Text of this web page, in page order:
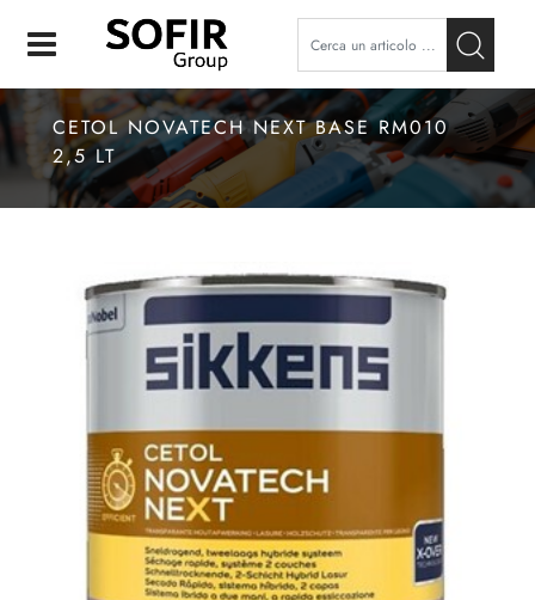
CETOL NOVATECH NEXT BASE RM010
2,5 LT